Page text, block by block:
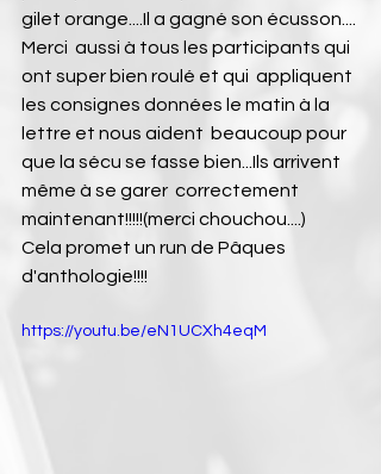
gilet orange....Il a gagné son écusson....
Merci  aussi à tous les participants qui
ont super bien roulé et qui  appliquent
les consignes données le matin à la
lettre et nous aident  beaucoup pour
que la sécu se fasse bien...Ils arrivent
même à se garer  correctement
maintenant!!!!!(merci chouchou....)
Cela promet un run de Pâques
d'anthologie!!!!
https://youtu.be/eN1UCXh4eqM